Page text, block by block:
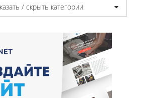
/ скрыть категории